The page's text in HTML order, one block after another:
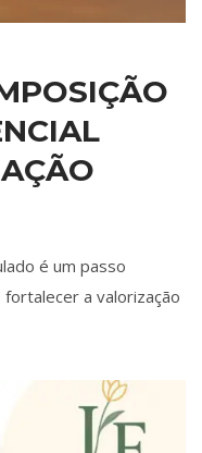
é um passo
a valorização